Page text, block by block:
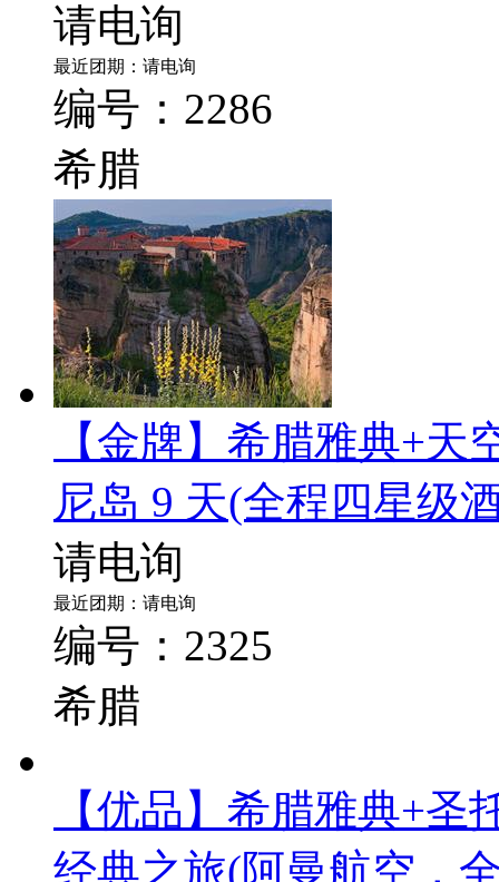
请电询
最近团期：请电询
编号：2286
希腊
【金牌】希腊雅典+
尼岛 9 天(全程四星级
请电询
最近团期：请电询
编号：2325
希腊
【优品】希腊雅典+
经典之旅(阿曼航空，